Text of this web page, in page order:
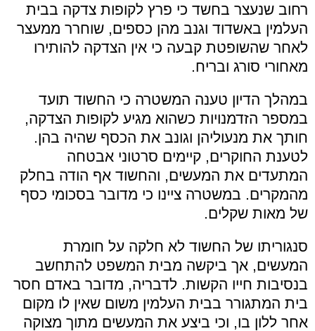
רחוב שנעצר בחשד כי פרץ לקופות צדקה בבית
העלמין באשדוד וגנב מהן כספים, שוחרר ממעצר
לאחר שהשופטת קבעה כי אין הצדקה להותירו
מאחורי סורג ובריח.
במהלך הדיון טענה המשטרה כי החשוד תועד
במספר הזדמנויות כשהוא מגיע לקופות הצדקה,
חותך את מנעוליהן וגונב את הכסף שהיה בהן.
לטענת החוקרים, קיימים סרטוני אבטחה
המתעדים את המעשים, והחשוד אף הודה בחלק
מהמקרים. במשטרה ציינו כי מדובר בסכומי כסף
של מאות שקלים.
סנגוריתו של החשוד לא חלקה על חומרת
המעשים, אך ביקשה מבית המשפט להתחשב
בנסיבות חייו הקשות. לדבריה, מדובר באדם חסר
בית המתגורר בבית העלמין משום שאין לו מקום
אחר ללון בו, וכי ביצע את המעשים מתוך מצוקה